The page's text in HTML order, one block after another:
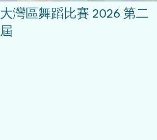
大灣區舞蹈比賽 2026 第二
屆